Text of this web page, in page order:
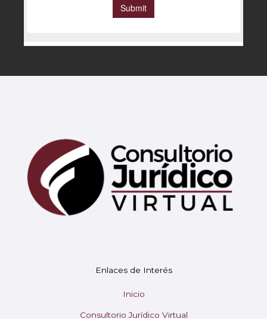
Enlaces de Interés
Inicio
Consultorio Jurídico Virtual
¡Hola! 👋 Soy Mary tu asistente virtual.